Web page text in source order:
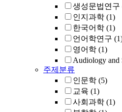
생성문법연구
인지과학 (1)
한국어학 (1)
언어학연구
영어학 (1)
Audiology and
주제분류
인문학 (5)
교육 (1)
사회과학 (1)